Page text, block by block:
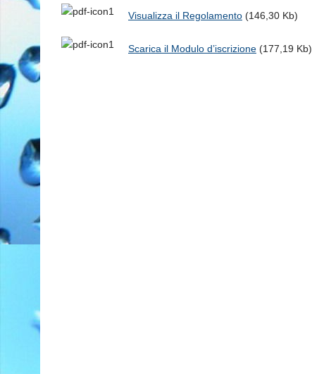
Visualizza il Regolamento (146,30 Kb)
Scarica il Modulo d’iscrizione (177,19 Kb)